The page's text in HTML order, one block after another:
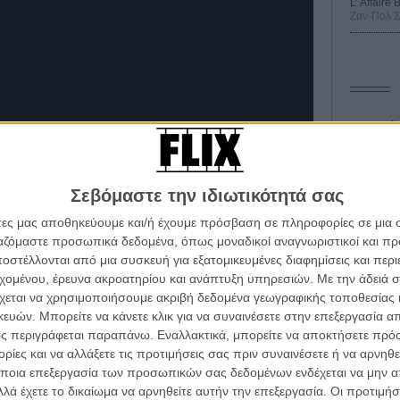
Σεβόμαστε την ιδιωτικότητά σας
μας αποθηκεύουμε και/ή έχουμε πρόσβαση σε πληροφορίες σε
προσωπικά δεδομένα, όπως μοναδικοί αναγνωριστικοί και
από μια συσκευή για εξατομικευμένες διαφημίσεις και
έρευνα ακροατηρίου και ανάπτυξη υπηρεσιών. Με την άδειά
να χρησιμοποιήσουμε ακριβή δεδομένα γεωγραφικής τοποθεσίας
Μπορείτε να κάνετε κλικ για να συναινέσετε στην επεξεργασία
περιγράφεται παραπάνω. Εναλλακτικά, μπορείτε να αποκτήσετε
και να αλλάξετε τις προτιμήσεις σας πριν συναινέσετε ή να
επεξεργασία των προσωπικών σας δεδομένων ενδέχεται να μην
έχετε το δικαίωμα να αρνηθείτε αυτήν την επεξεργασία. Οι
movie των '90s ετοιμάζεται να κάνει την
φορά για λογαριασμό του Amazon.Διαβάστε εδώ
Did Last Summer».
L’ Affaire
Ζαν-Πολ
Ο
10
τον
τα βλέπεις όλα σινεμά...
εβδομάδα
τρόπο του flix
του flix, στο inbox σου